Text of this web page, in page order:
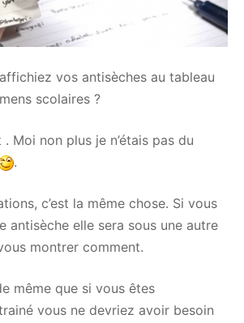
vos antisèches au tableau
scolaires ?
Moi non plus je n’étais pas du
.
c’est la même chose. Si vous
antisèche elle sera sous une autre
montrer comment.
même que si vous êtes
vous ne devriez avoir besoin